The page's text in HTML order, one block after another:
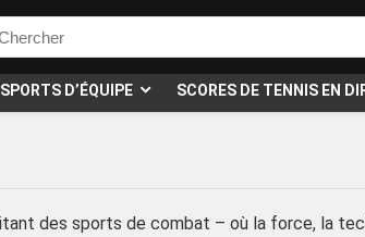
SPORTS D’ÉQUIPE SCORES DE TENNIS EN
des sports de combat – où la force, la